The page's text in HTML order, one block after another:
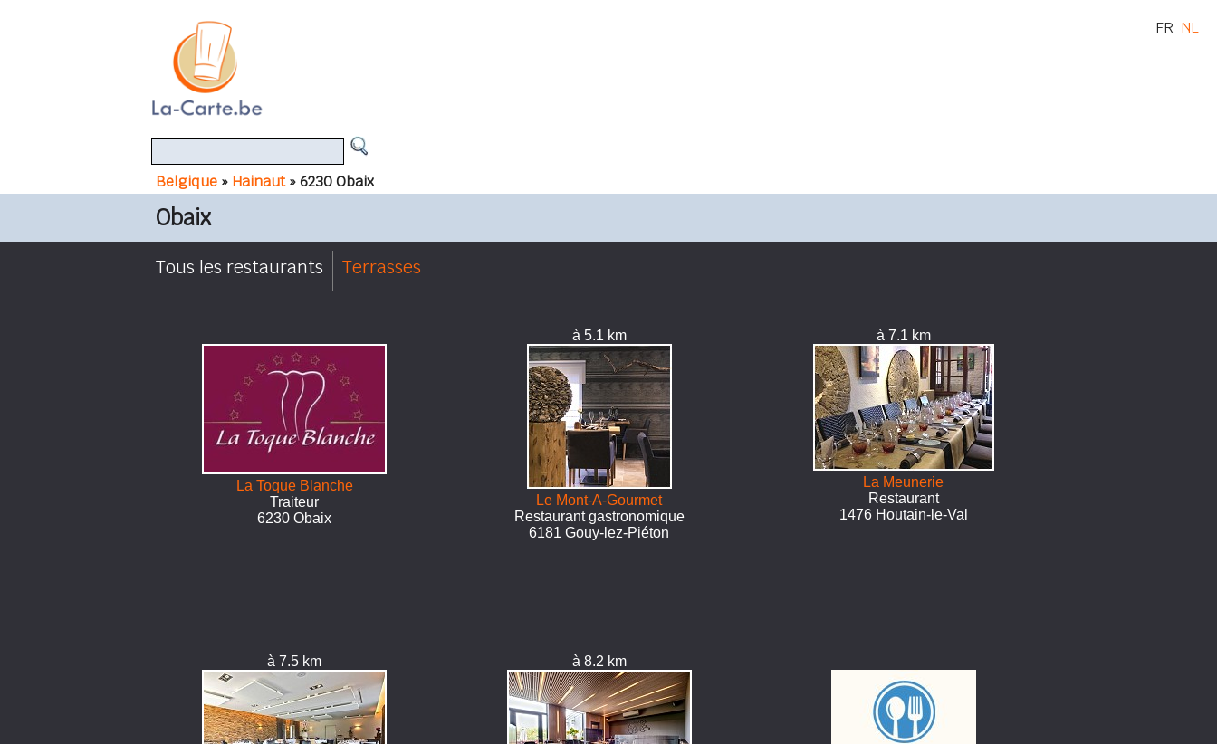
Belgique » Hainaut» 6230 Obaix
FR NL
Obaix
Tous les restaurants Terrasses
La Toque Blanche
Traiteur
6230 Obaix
à 5.1 km
Le Mont-A-Gourmet
Restaurant gastronomique
6181 Gouy-lez-Piéton
à 7.1 km
La Meunerie
Restaurant
1476 Houtain-le-Val
à 7.5 km à 8.2 km